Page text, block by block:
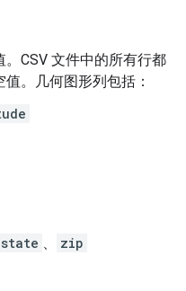
CSV 文件中的所有行都
。几何图形列包括：
state 、
zip